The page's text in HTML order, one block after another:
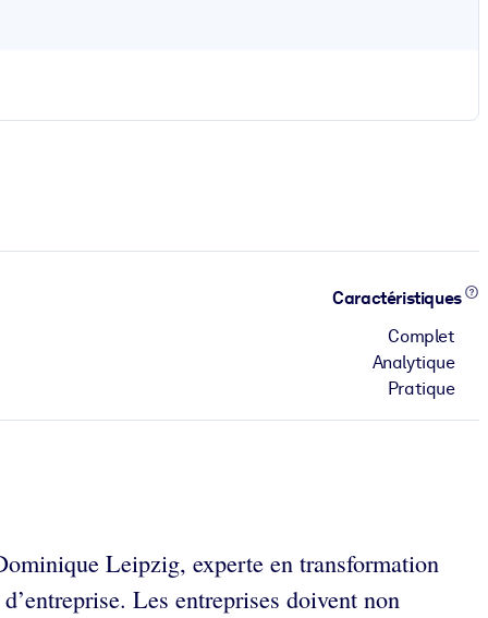
Caractéristiques
Complet
Analytique
Pratique
Leipzig, experte en transformation
Les entreprises doivent non